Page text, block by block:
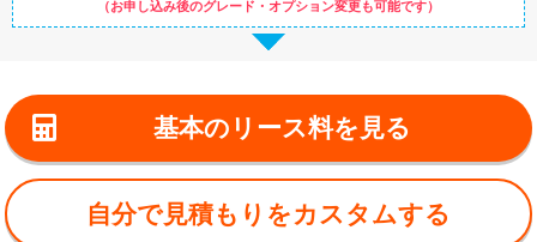
（お申し込み後のグレード・オプション変更も可能です）
基本のリース料を見る
自分で見積もりをカスタムする